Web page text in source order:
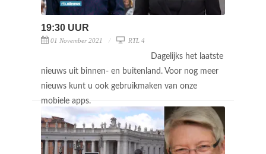
19:30 UUR
01 November 2021 RTL 4
Dagelijks het laatste
nieuws uit binnen- en buitenland. Voor nog meer
nieuws kunt u ook gebruikmaken van onze
mobiele apps.